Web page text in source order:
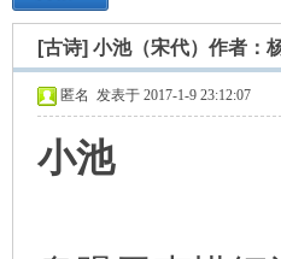
› ›
[古诗] 小池（宋代）作者：
匿名 发表于 2017-1-9 23:12:07
小池